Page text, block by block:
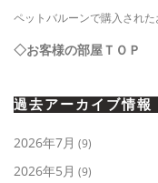
ペットバルーンで購入された
◇お客様の部屋ＴＯＰ
過去アーカイブ情報
2026年7月 (9)
2026年5月 (9)